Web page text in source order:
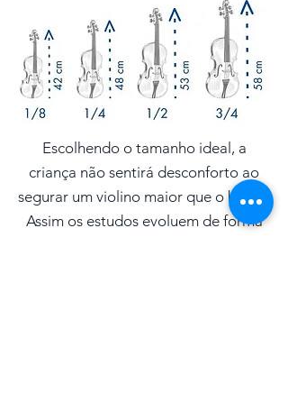
Escolhendo o tamanho ideal, a
criança não sentirá desconforto ao
segurar um violino maior que o braço.
Assim os estudos evoluem de forma